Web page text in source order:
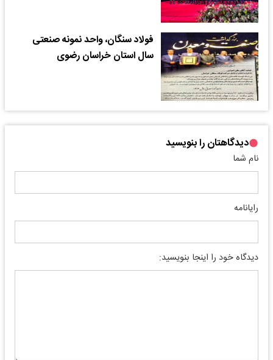
فولاد سنگان، واحد نمونه صنعتی
سال استان خراسان رضوی
دیدگاهتان را بنویسید
نام شما
رایانامه
دیدگاه خود را اینجا بنویسید: